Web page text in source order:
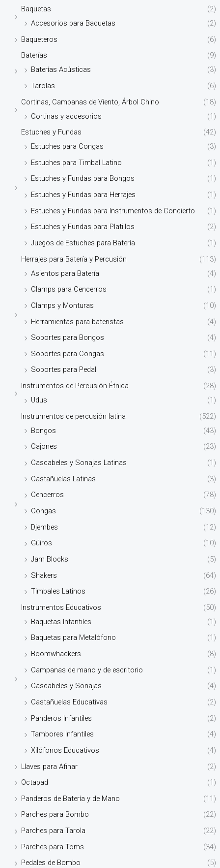
Baquetas
(2)
Accesorios para Baquetas
(2)
Baqueteros
(6)
Baterías
(9)
Baterías Acústicas
(3)
Tarolas
(6)
Cortinas, Campanas de Viento, Árbol Chino
(18)
Cortinas y accesorios
(1)
Estuches y Fundas
(42)
Estuches para Congas
(3)
Estuches para Timbal Latino
(1)
Estuches y Fundas para Bongos
(1)
Estuches y Fundas para Herrajes
(1)
Estuches y Fundas para Instrumentos de Concierto
(1)
Estuches y Fundas para Platillos
(2)
Juegos de Estuches para Batería
(1)
Herrajes para Batería y Percusión
(113)
Asientos para Batería
(4)
Clamps para Cencerros
(1)
Clamps y Monturas
(10)
Herramientas para bateristas
(4)
Soportes para Bongos
(4)
Soportes para Congas
(11)
Soportes para Pedal
(3)
Instrumentos de Percusión Étnica
(28)
Udus
(1)
Instrumentos de percusión latina
(522)
Bongos
(43)
Cajones
(23)
Cascabeles y Sonajas Latinas
(1)
Castañuelas Latinas
(3)
Cencerros
(78)
Congas
(130)
Djembes
(12)
Güiros
(10)
Jam Blocks
(5)
Shakers
(64)
Timbales Latinos
(26)
Instrumentos Educativos
(50)
Baquetas Infantiles
(1)
Baquetas para Metalófono
(1)
Boomwhackers
(8)
Campanas de mano y de escritorio
(1)
Cascabeles y Sonajas
(4)
Castañuelas Educativas
(2)
Panderos Infantiles
(2)
Tambores Infantiles
(4)
Xilófonos Educativos
(4)
Llaves para Afinar
(2)
Octapad
(1)
Panderos de Batería y de Mano
(11)
Parches para Bombo
(22)
Parches para Tarola
(22)
Parches para Toms
(34)
Pedales de Bombo
(5)